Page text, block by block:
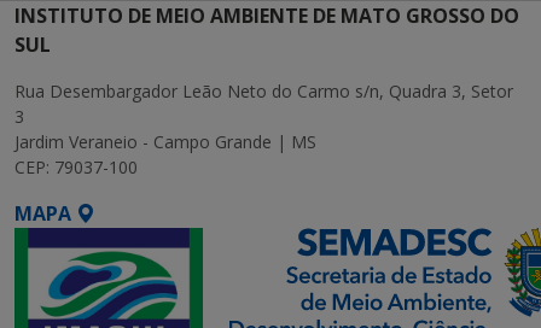
INSTITUTO DE MEIO AMBIENTE DE MATO GROSSO DO
SUL
Rua Desembargador Leão Neto do Carmo s/n, Quadra 3, Setor
3
Jardim Veraneio - Campo Grande | MS
CEP: 79037-100
MAPA